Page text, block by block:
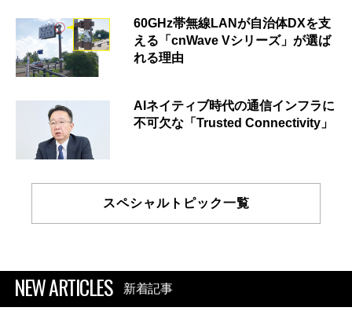
60GHz帯無線LANが自治体DXを支
える「cnWave Vシリーズ」が選ば
れる理由
AIネイティブ時代の通信インフラに
不可欠な「Trusted Connectivity」
スペシャルトピック一覧
NEW ARTICLES 新着記事